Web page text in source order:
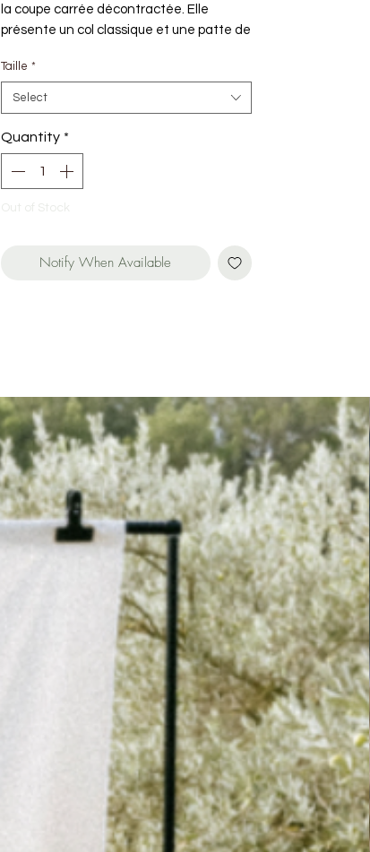
la coupe carrée décontractée. Elle
présente un col classique et une patte de
verticales est rehaussé de délicates
broderies florales sur le devant, apportant
une touche de raffinement subtile à
cette chemise sobre.
Taille *
Select
Quantity *
Out of Stock
Notify When Available